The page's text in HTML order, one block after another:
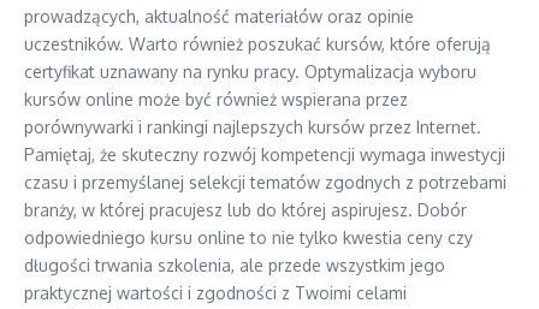
prowadzących, aktualność materiałów oraz opinie
uczestników. Warto również poszukać kursów, które oferują
certyfikat uznawany na rynku pracy. Optymalizacja wyboru
kursów online może być również wspierana przez
porównywarki i rankingi najlepszych kursów przez Internet.
Pamiętaj, że skuteczny rozwój kompetencji wymaga inwestycji
czasu i przemyślanej selekcji tematów zgodnych z potrzebami
branży, w której pracujesz lub do której aspirujesz. Dobór
odpowiedniego kursu online to nie tylko kwestia ceny czy
długości trwania szkolenia, ale przede wszystkim jego
praktycznej wartości i zgodności z Twoimi celami